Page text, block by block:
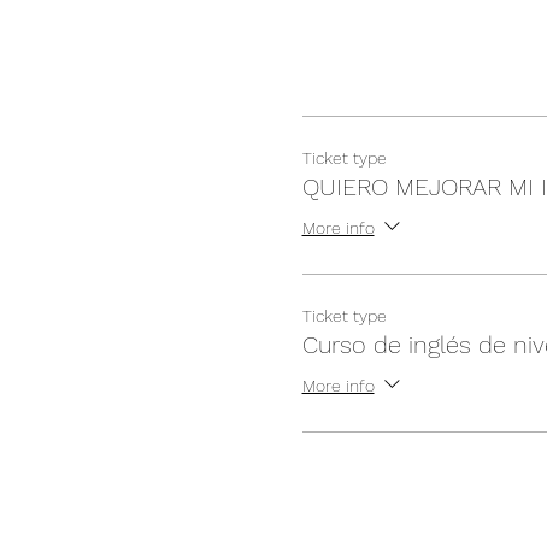
Ticket type
QUIERO MEJORAR MI
More info
Ticket type
Curso de inglés de
More info